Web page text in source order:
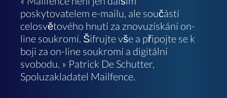
poskytovatelem e-mailu, ale součástí
celosvětového hnutí za znovuzískání on-
line soukromí. Šifrujte vše a připojte se k
boji za on-line soukromí a digitální
svobodu. » Patrick De Schutter,
Spoluzakladatel Mailfence.